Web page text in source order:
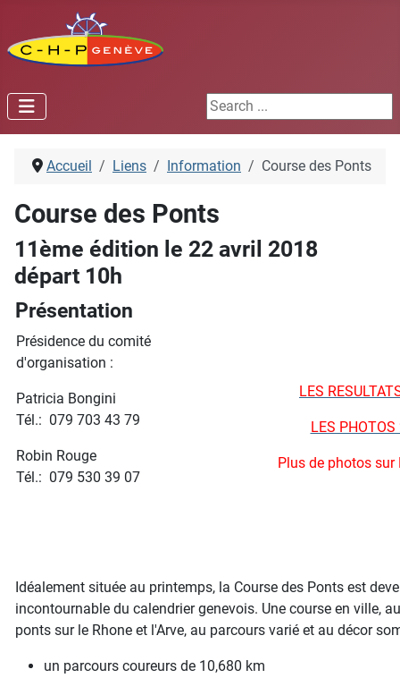
Search ...
Accueil Liens Information Course des Ponts
Course des Ponts
11ème édition le 22 avril 2018
départ 10h
Présentation
Présidence du comité
d'organisation :
Patricia Bongini
Tél.: 079 703 43 79
Robin Rouge
Tél.: 079 530 39 07
LES
LES
Plus de photos sur
Idéalement située au printemps, la Course des Ponts est
incontournable du calendrier genevois. Une course en ville,
ponts sur le Rhone et l'Arve, au parcours varié et au décor
un parcours coureurs de 10,680 km